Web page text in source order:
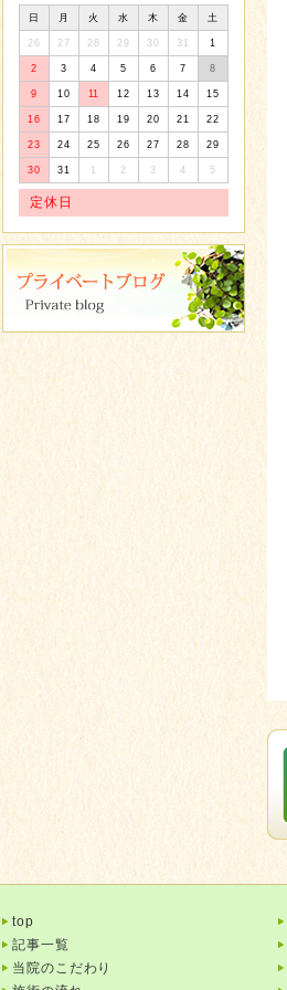
日 月 火 水 木 金 土
26 27 28 29 30 31 1
2 3 4 5 6 7 8
9 10 11 12 13 14 15
16 17 18 19 20 21 22
23 24 25 26 27 28 29
30 31 1 2 3 4 5
定休日
top
記事一覧
当院のこだわり